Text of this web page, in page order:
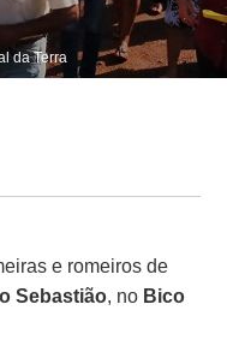
da Terra
e romeiros de
Sebastião, no Bico